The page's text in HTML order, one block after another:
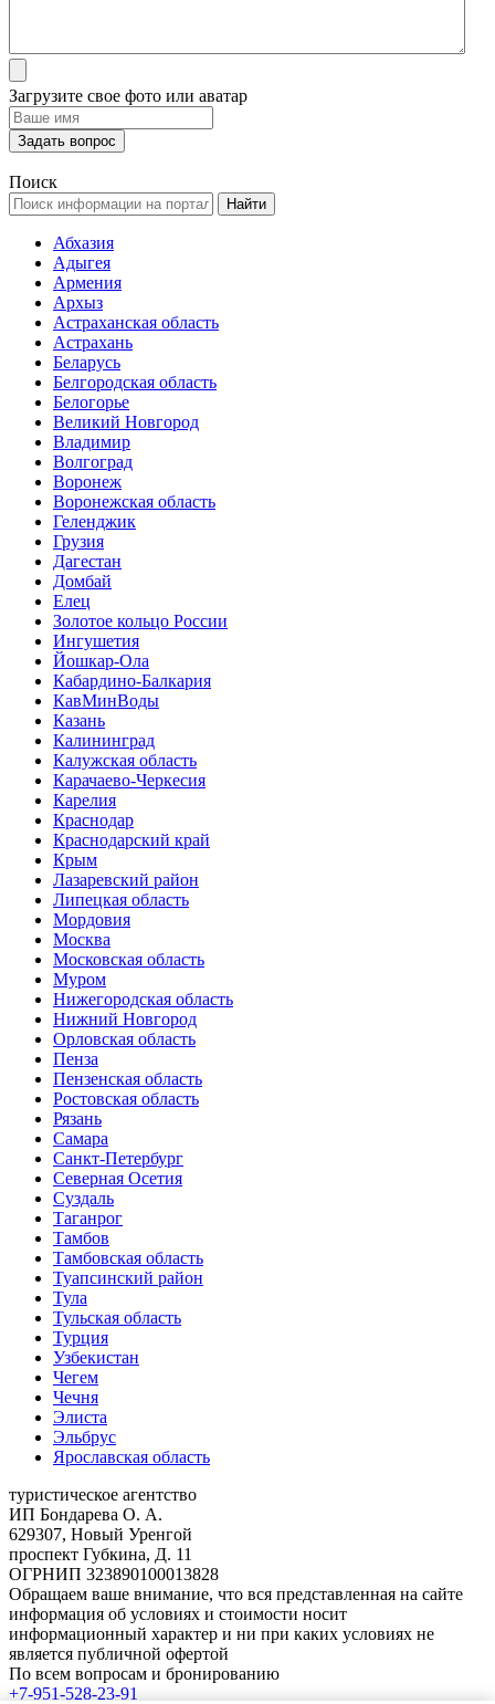
Загрузите свое фото или аватар
Поиск
Найти
Абхазия
Адыгея
Армения
Архыз
Астраханская область
Астрахань
Беларусь
Белгородская область
Белогорье
Великий Новгород
Владимир
Волгоград
Воронеж
Воронежская область
Геленджик
Грузия
Дагестан
Домбай
Елец
Золотое кольцо России
Ингушетия
Йошкар-Ола
Кабардино-Балкария
КавМинВоды
Казань
Калининград
Калужская область
Карачаево-Черкесия
Карелия
Краснодар
Краснодарский край
Крым
Лазаревский район
Липецкая область
Мордовия
Москва
Московская область
Муром
Нижегородская область
Нижний Новгород
Орловская область
Пенза
Пензенская область
Ростовская область
Рязань
Самара
Санкт-Петербург
Северная Осетия
Суздаль
Таганрог
Тамбов
Тамбовская область
Туапсинский район
Тула
Тульская область
Турция
Узбекистан
Чегем
Чечня
Элиста
Эльбрус
Ярославская область
туристическое агентство
ИП Бондарева О. А.
629307, Новый Уренгой
проспект Губкина, Д. 11
ОГРНИП 323890100013828
Обращаем ваше внимание, что вся представленная на сайте
информация об условиях и стоимости носит
информационный характер и ни при каких условиях не
является публичной офертой
По всем вопросам и бронированию
+7-951-528-23-91